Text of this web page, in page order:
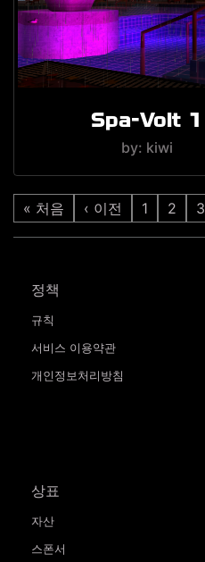
Spa-Volt 1
by: kiwi
« 처음 ‹ 이전 1 2 3
정책
규칙
서비스 이용약관
개인정보처리방침
상표
자산
스폰서